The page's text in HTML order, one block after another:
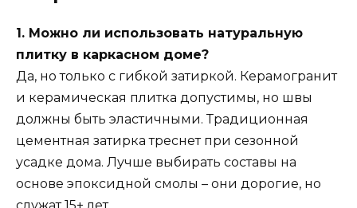
1. Можно ли использовать натуральную
плитку в каркасном доме?
Да, но только с гибкой затиркой. Керамогранит
и керамическая плитка допустимы, но швы
должны быть эластичными. Традиционная
цементная затирка треснет при сезонной
усадке дома. Лучше выбирать составы на
основе эпоксидной смолы – они дорогие, но